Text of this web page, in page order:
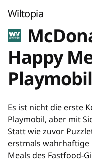
Wiltopia
Happy
Es ist nicht die erste
Playmobil, aber mit
Statt wie zuvor
erstmals wahrhaftige
Meals des Fastfood-